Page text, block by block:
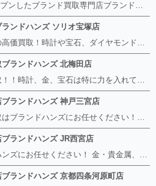
2026年7月21日にオープンしたブランド買取専門店ブランドハンズ エトレ豊中店です。 阪急豊中駅直結のショッピングモール エトレとよなかの１階に店舗がございます。 金・貴金属、ブランド品、時計、宝石などその他ブランド食器や美容機器、ブランド香水や化粧品などの取り扱いもございます。 熟練の鑑定士が親切・丁寧に接客、査定をさせていただきます。 査定だけでもOK。お気軽にご来店下さいませ！
ンドハンズ ソリオ宝塚店
ブランド品や貴金属の高価買取！時計や宝石、ダイヤモンドなど家に眠っているものがあったら捨てる前にブランドハンズへお越しください。 査定料は無料、お値段が付くものかお調べいたします！ 宅配買取もありますので使っていない古いルイヴィトンのバッグや財布、壊れているオメガの時計、千切れている金のネックレスや指輪、小型家電も取り扱っておりますのでお気軽にご利用下さい☆ その他ブランド食器、銀シルバー製品、美容機器、脱毛器、スマホなど幅広く取り扱っております！
ランドハンズ 北梅田店
ブランド品の高価買取！！時計、金、宝石は特に力を入れています！ ルイヴィトン、シャネル、ロレックス、エルメスはもちろん、グッチ、プラダ、セリーヌ、フェンディなどなど、 その他ブランド食器、銀シルバー製品、美容機器、脱毛器、スマホなど幅広く取り扱っているので まずは無料査定にお越しください！ 手数料は全て無料！全国対応の宅配買取も行っておりますのでお気軽にご連絡下さい！
ランドハンズ 神戸三宮店
ブランド品の高価買取はブランドハンズにお任せください！！ 高騰し続けている金・貴金属はもちろん、ルイヴィトン、エルメス、シャネル、ロレックスは特に力を入れております。 その他ブランド食器、銀シルバー製品、美容機器、脱毛器、スマホなど幅広く取り扱っております！ 鑑定士は経験豊富で親切丁寧な対応を心がけております。 鑑定書がないものでもしっかり見させて頂きます。
ランドハンズ JR西宮店
高価買取はブランドハンズにお任せください！ 金・貴金属、ルイヴィトン、エルメス、シャネル、ロレックスは特に力を入れておりますが、 他店で断られたボロボロになったバッグや財布、壊れたブランド品、時計、千切れた貴金属もお買取り可能です。 経験豊富な鑑定士が宝石やダイヤモンドの鑑定書がないものでもしっかり見させて頂きます。 その他ブランド食器、銀シルバー製品、美容機器、脱毛器、スマホなど幅広く取り扱っております！ 是非お気軽にお越しください。
ランドハンズ 京都四条河原町店